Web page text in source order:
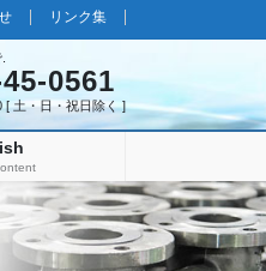
リンク集
0561
[ 土・日・祝日除く ]